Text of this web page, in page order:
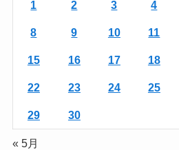
1 2 3 4
8 9 10 11
15 16 17 18
22 23 24 25
29 30
« 5月